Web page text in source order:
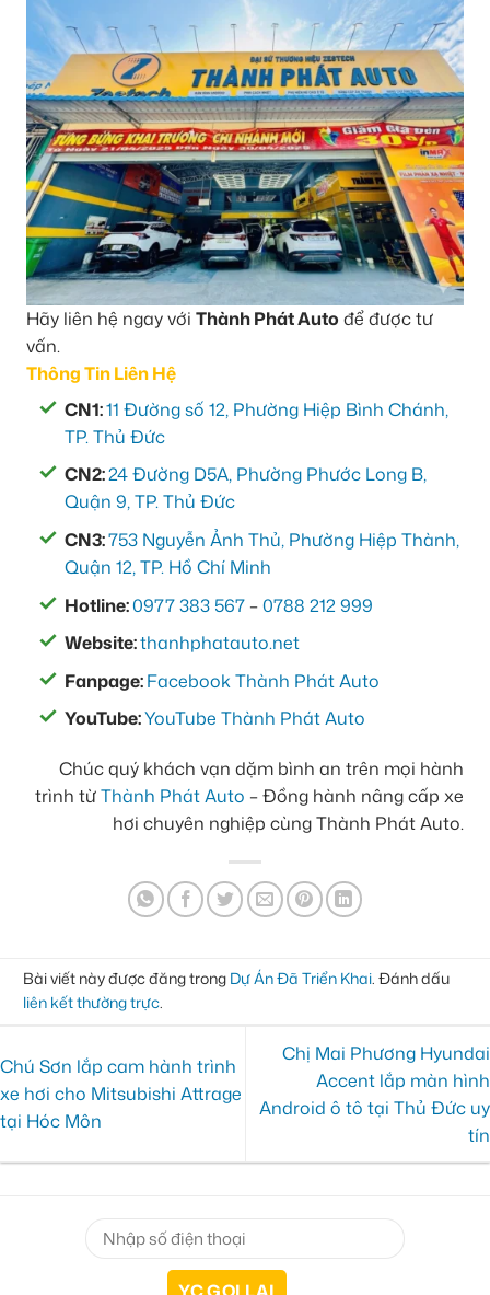
Hãy liên hệ ngay với Thành Phát Auto để được tư
vấn.
Thông Tin Liên Hệ
CN1:11 Đường số 12, Phường Hiệp Bình Chánh,
TP. Thủ Đức
CN2:24 Đường D5A, Phường Phước Long B,
Quận 9, TP. Thủ Đức
CN3:753 Nguyễn Ảnh Thủ, Phường Hiệp Thành,
Quận 12, TP. Hồ Chí Minh
Hotline:0977 383 567 –0788 212 999
Website:thanhphatauto.net
Fanpage:Facebook Thành Phát Auto
YouTube:YouTube Thành Phát Auto
Chúc quý khách vạn dặm bình an trên mọi hành
trình từThành Phát Auto – Đồng hành nâng cấp xe
hơi chuyên nghiệp cùng Thành Phát Auto.
Bài viết này được đăng trong Dự Án Đã Triển Khai. Đánh dấu
liên kết thường trực.
Chú Sơn lắp cam hành trình
xe hơi cho Mitsubishi Attrage
tại Hóc Môn
Chị Mai Phương Hyundai
Accent lắp màn hình
Android ô tô tại Thủ Đức uy
tín